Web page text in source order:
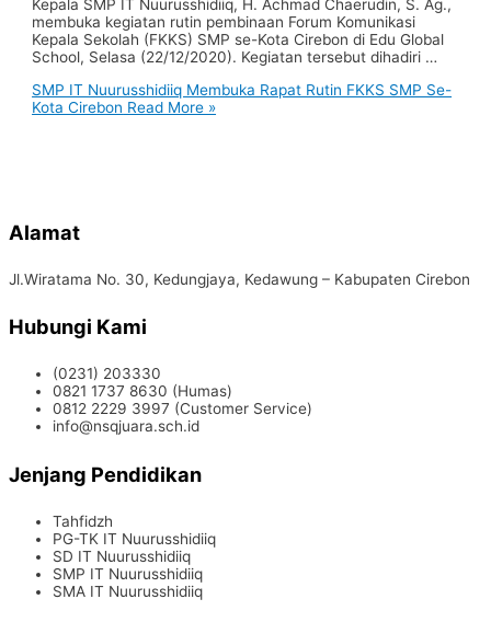
Kepala SMP IT Nuurusshidiiq, H. Achmad Chaerudin, S. Ag.,
membuka kegiatan rutin pembinaan Forum Komunikasi
Kepala Sekolah (FKKS) SMP se-Kota Cirebon di Edu Global
School, Selasa (22/12/2020). Kegiatan tersebut dihadiri …
SMP IT Nuurusshidiiq Membuka Rapat Rutin FKKS SMP Se-
Kota Cirebon Read More »
Alamat
Jl.Wiratama No. 30, Kedungjaya, Kedawung – Kabupaten Cirebon
Hubungi Kami
(0231) 203330
0821 1737 8630 (Humas)
0812 2229 3997 (Customer Service)
info@nsqjuara.sch.id
Jenjang Pendidikan
Tahfidzh
PG-TK IT Nuurusshidiiq
SD IT Nuurusshidiiq
SMP IT Nuurusshidiiq
SMA IT Nuurusshidiiq